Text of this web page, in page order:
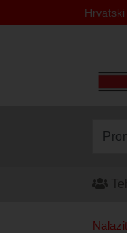
Hrvatski